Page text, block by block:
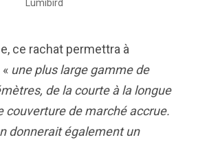
Lumibird
ce rachat permettra à
une plus large gamme de
de la courte à la longue
couverture de marché accrue.
donnerait également un